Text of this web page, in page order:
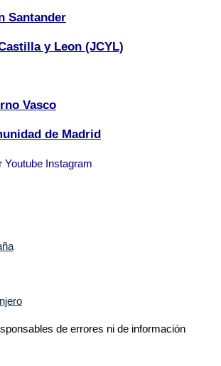
Santander
y Leon (JCYL)
Vasco
de Madrid
Youtube Instagram
de errores ni de información